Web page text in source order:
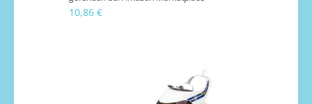
10,86 €